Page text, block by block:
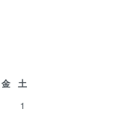
金
土
1